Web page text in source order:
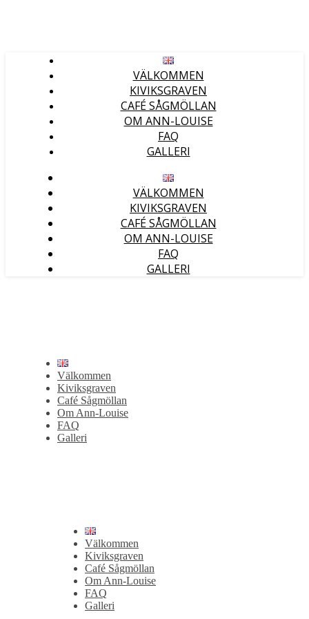
VÄLKOMMEN
KIVIKSGRAVEN
CAFÉ SÅGMÖLLAN
OM ANN-LOUISE
FAQ
GALLERI
VÄLKOMMEN
KIVIKSGRAVEN
CAFÉ SÅGMÖLLAN
OM ANN-LOUISE
FAQ
GALLERI
Välkommen
Kiviksgraven
Café Sågmöllan
Om Ann-Louise
FAQ
Galleri
Välkommen
Kiviksgraven
Café Sågmöllan
Om Ann-Louise
FAQ
Galleri